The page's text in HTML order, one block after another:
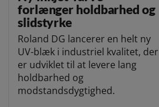
forlænger holdbarhed og
slidstyrke
Roland DG lancerer en helt ny
UV-blæk i industriel kvalitet, der
er udviklet til at levere lang
holdbarhed og
modstandsdygtighed.